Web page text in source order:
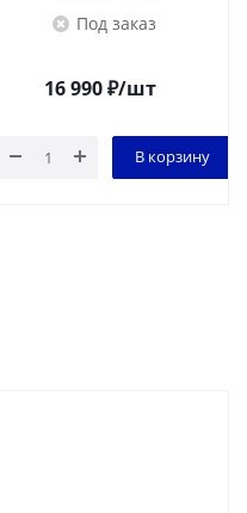
Под заказ
16 990₽/шт
В корзину